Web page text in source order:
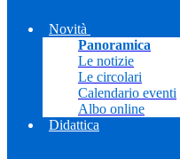
Novità
Panoramica
Le notizie
Le circolari
Calendario eventi
Albo online
Didattica